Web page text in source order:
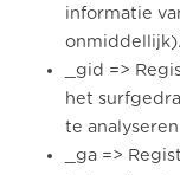
informatie
onmiddellijk).
_gid =>
het
te
_ga =>